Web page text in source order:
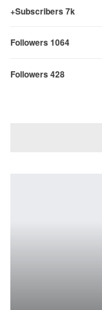
Subscribers 7k+
Followers 1064
Followers 428